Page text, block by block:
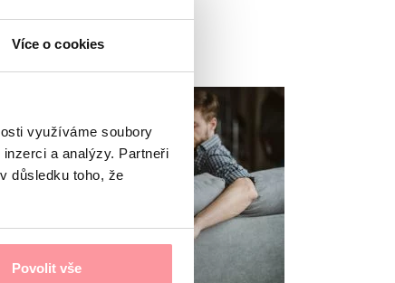
Více o cookies
využíváme soubory
a analýzy. Partneři
důsledku toho, že
Povolit vše
více